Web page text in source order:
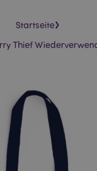
Startseite›
Thief